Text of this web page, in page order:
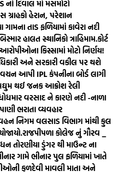
નાં દિવાલ માં મસમોટો
ગ્રાહકો હેરાન, પરેશાન
ગામના તાડ ફળિયામાં કાવેરા નદી
હાલત સ્થાનિકો ત્રાહિમામ.કોર્ટ
કિસ્સામાં મોટો નિર્ણય!
અને સરકારી વકીલ પર થશે
વચન આપી IPL કંપનીના બોર્ડ લાગી
થઈ જનક આક્રોશ રેલી
વરસાદ ને કારણે નદી -નાળા
ભરાતા વ્યવહાર
નિગમ વલસાડ વિભાગ માંથી કુલ
રાજપીપળા કોલેજ નું ગૌરવ _
તોરણીયા ડુંગર થી માઉન્ટ ના
ગામે ભીનાર પુલ ફળિયામાં ખાતે
કુળદેવી માવલી માતા અને